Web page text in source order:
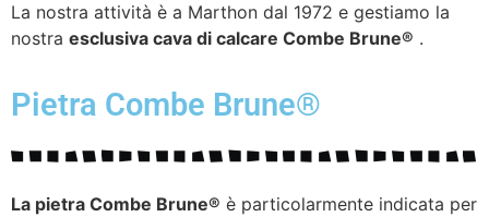
La nostra attività è a Marthon dal 1972 e gestiamo la
nostra esclusiva cava di calcare Combe Brune® .
Pietra Combe Brune®
La pietra Combe Brune® è particolarmente indicata per